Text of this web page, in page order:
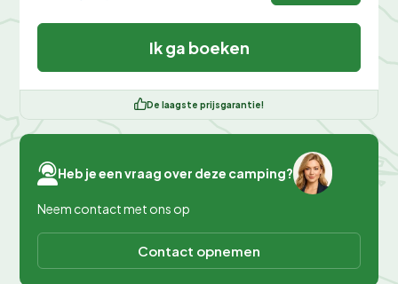
Ik ga boeken
De laagste prijsgarantie!
Heb je een vraag over deze camping?
Neem contact met ons op
Contact opnemen